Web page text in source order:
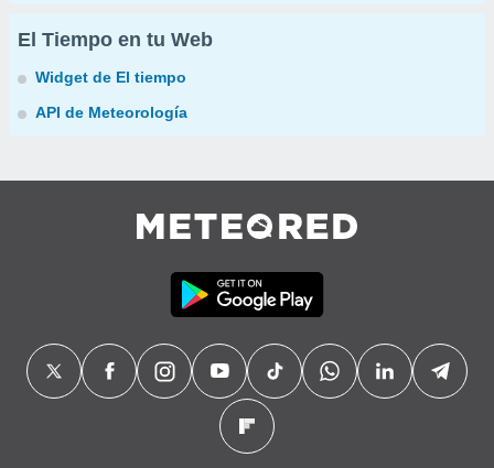
El Tiempo en tu Web
Widget de El tiempo
API de Meteorología